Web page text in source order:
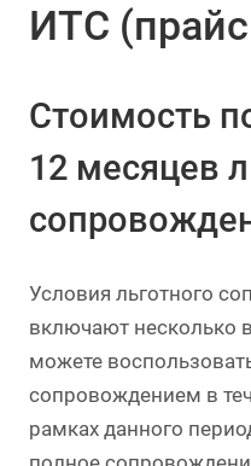
ИТС
Стоимость
12 месяцев
Условия льготного
включают несколько
можете
сопровождением в
рамках данного